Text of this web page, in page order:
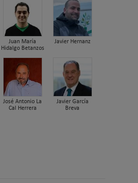
Juan María
Hidalgo Betanzos
Javier Hernanz
José Antonio La
Cal Herrera
Javier García
Breva